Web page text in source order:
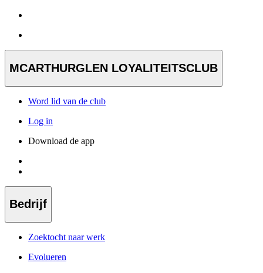
MCARTHURGLEN LOYALITEITSCLUB
Word lid van de club
Log in
Download de app
Bedrijf
Zoektocht naar werk
Evolueren